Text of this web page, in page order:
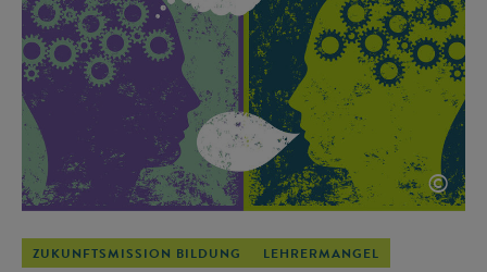
©
ZUKUNFTSMISSION BILDUNG LEHRERMANGEL